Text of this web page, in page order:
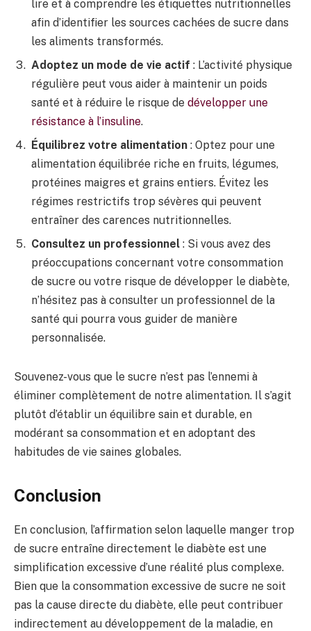
lire et à comprendre les étiquettes nutritionnelles
afin d’identifier les sources cachées de sucre dans
les aliments transformés.
Adoptez un mode de vie actif : L’activité physique
régulière peut vous aider à maintenir un poids
santé et à réduire le risque de développer une
résistance à l’insuline.
Équilibrez votre alimentation : Optez pour une
alimentation équilibrée riche en fruits, légumes,
protéines maigres et grains entiers. Évitez les
régimes restrictifs trop sévères qui peuvent
entraîner des carences nutritionnelles.
Consultez un professionnel : Si vous avez des
préoccupations concernant votre consommation
de sucre ou votre risque de développer le diabète,
n’hésitez pas à consulter un professionnel de la
santé qui pourra vous guider de manière
personnalisée.
Souvenez-vous que le sucre n’est pas l’ennemi à
éliminer complètement de notre alimentation. Il s’agit
plutôt d’établir un équilibre sain et durable, en
modérant sa consommation et en adoptant des
habitudes de vie saines globales.
Conclusion
En conclusion, l’affirmation selon laquelle manger trop
de sucre entraîne directement le diabète est une
simplification excessive d’une réalité plus complexe.
Bien que la consommation excessive de sucre ne soit
pas la cause directe du diabète, elle peut contribuer
indirectement au développement de la maladie, en